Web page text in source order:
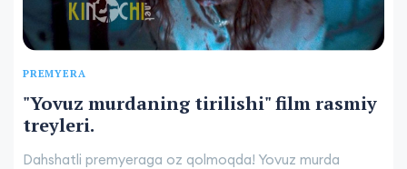
PREMYERA
"Yovuz murdaning tirilishi" film rasmiy
treyleri.
Dahshatli premyeraga oz qolmoqda! Yovuz murda